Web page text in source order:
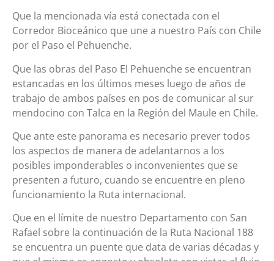
Que la mencionada vía está conectada con el
Corredor Bioceánico que une a nuestro País con Chile
por el Paso el Pehuenche.
Que las obras del Paso El Pehuenche se encuentran
estancadas en los últimos meses luego de años de
trabajo de ambos países en pos de comunicar al sur
mendocino con Talca en la Región del Maule en Chile.
Que ante este panorama es necesario prever todos
los aspectos de manera de adelantarnos a los
posibles imponderables o inconvenientes que se
presenten a futuro, cuando se encuentre en pleno
funcionamiento la Ruta internacional.
Que en el límite de nuestro Departamento con San
Rafael sobre la continuación de la Ruta Nacional 188
se encuentra un puente que data de varias décadas y